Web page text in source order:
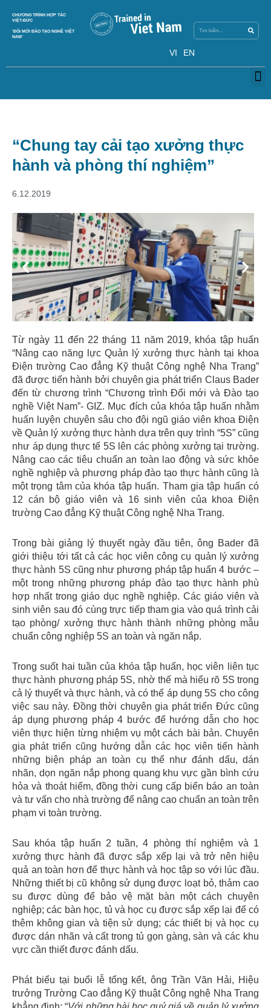
CHƯƠNG TRÌNH HỢP TÁC
VIỆT-ĐỨC
‘ĐỔI MỚI ĐÀO TẠO NGHỀ VIỆT
NAM’
VI EN
“Chung tay cải tạo xưởng thực
hành và phòng thí nghiệm”
6.12.2019
Previous Next
Từ ngày 11 đến 22 tháng 11 năm 2019, khóa tập huấn
“Nâng cao năng lực Quản lý xưởng thực hành tại khoa
Điện trường Cao đẳng Kỹ thuật Công nghệ Nha Trang”
đã được tiến hành bởi chuyên gia phát triển Claus Bader
đến từ chương trình “Chương trình Đổi mới và Đào tạo
nghề Việt Nam”- GIZ. Mục đích của khóa tập huấn nhằm
huấn luyện chuyên sâu cho đội ngũ giáo viên khoa Điện
về Quản lý xưởng thực hành dựa trên quy trình “5S” cũng
như áp dụng thực tế 5S lên các phòng xưởng tại trường.
Nâng cao các tiêu chuẩn an toàn lao động và sức khỏe
nghề nghiệp và phương pháp đào tạo thực hành cũng là
một trọng tâm của khóa tập huấn. Tham gia tập huấn có
12 cán bộ giáo viên và 16 sinh viên của khoa Điện
trường Cao đẳng Kỹ thuật Công nghệ Nha Trang.
Trong bài giảng lý thuyết ngày đầu tiên, ông Bader đã
giới thiệu tới tất cả các học viên công cụ quản lý xưởng
thực hành 5S cũng như phương pháp tập huấn 4 bước –
một trong những phương pháp đào tạo thực hành phù
hợp nhất trong giáo dục nghề nghiệp. Các giáo viên và
sinh viên sau đó cùng trực tiếp tham gia vào quá trình cải
tạo phòng/ xưởng thực hành thành những phòng mẫu
chuẩn công nghiệp 5S an toàn và ngăn nắp.
Trong suốt hai tuần của khóa tập huấn, học viên liên tục
thực hành phương pháp 5S, nhờ thế mà hiểu rõ 5S trong
cả lý thuyết và thực hành, và có thể áp dụng 5S cho công
việc sau này. Đồng thời chuyên gia phát triển Đức cũng
áp dụng phương pháp 4 bước để hướng dẫn cho học
viên thực hiện từng nhiệm vụ một cách bài bản. Chuyên
gia phát triển cũng hướng dẫn các học viên tiến hành
những biện pháp an toàn cụ thể như đánh dấu, dán
nhãn, dọn ngăn nắp phong quang khu vực gần bình cứu
hỏa và thoát hiểm, đồng thời cung cấp biển báo an toàn
và tư vấn cho nhà trường để nâng cao chuẩn an toàn trên
phạm vi toàn trường.
Sau khóa tập huấn 2 tuần, 4 phòng thí nghiệm và 1
xưởng thực hành đã được sắp xếp lại và trở nên hiệu
quả an toàn hơn để thực hành và học tập so với lúc đầu.
Những thiết bị cũ không sử dụng được loạt bỏ, thảm cao
su được dùng để bảo vệ mặt bàn một cách chuyên
nghiệp; các bàn học, tủ và học cụ được sắp xếp lại để có
thêm không gian và tiện sử dụng; các thiết bị và học cụ
được dán nhãn và cất trong tủ gọn gàng, sàn và các khu
vực cần thiết được đánh dấu.
Phát biểu tại buổi lễ tổng kết, ông Trần Văn Hải, Hiệu
trưởng Trường Cao đẳng Kỹ thuật Công nghệ Nha Trang